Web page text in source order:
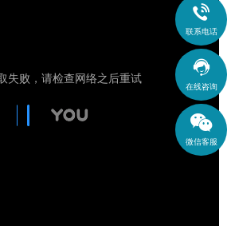

联系电话

在线咨询
微信客服